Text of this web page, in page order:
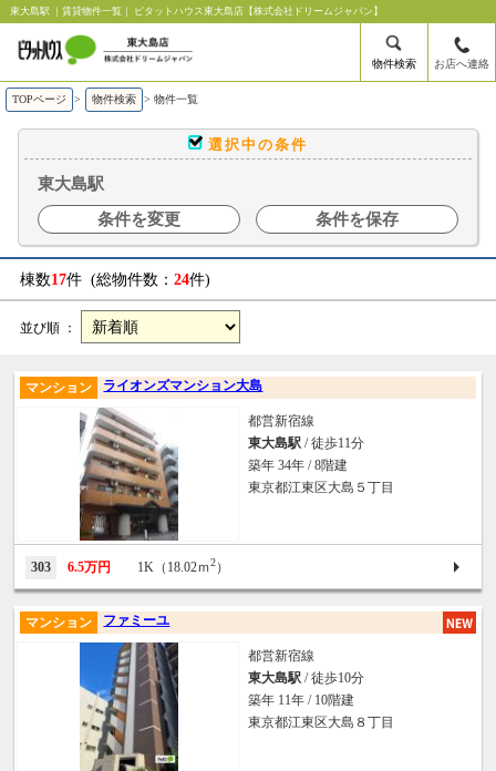
東大島駅 ｜賃貸物件一覧｜ ピタットハウス東大島店【株式会社ドリームジャパン】
物件検索 お店へ連絡
TOPページ > 物件検索 > 物件一覧
選択中の条件
東大島駅
条件を変更
条件を保存
棟数17件 (総物件数： 24件)
並び順 ：
ライオンズマンション大島
マンション
都営新宿線
東大島駅 / 徒歩11分
築年 34年 / 8階建
東京都江東区大島５丁目
303 6.5万円 1K（18.02ｍ2）
ファミーユ
マンション
都営新宿線
東大島駅 / 徒歩10分
築年 11年 / 10階建
東京都江東区大島８丁目